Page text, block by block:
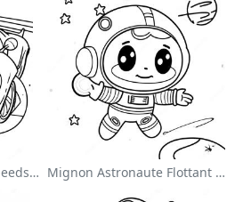
Page À Colorier Sonic Speedster Mignon Astronaute Flottant Dans L'espace Page À Colorier